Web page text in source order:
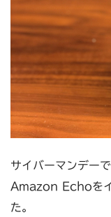
サイバーマンデー
Amazon Echoをイ
た。